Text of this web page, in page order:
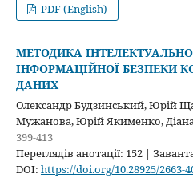
PDF (English)
МЕТОДИКА
ІНФОРМАЦІЙНОЇ БЕЗПЕКИ
ДАНИХ
Олександр Будзинський, Юрій
Мужанова, Юрій Якименко,
399-413
Переглядів анотації: 152 |
DOI: https://doi.org/10.28925/2663-